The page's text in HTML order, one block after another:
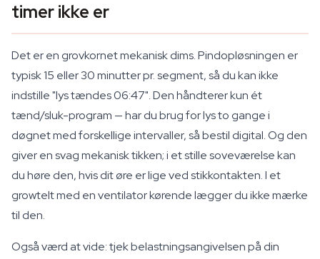
timer ikke er
Det er en grovkornet mekanisk dims. Pindopløsningen er
typisk 15 eller 30 minutter pr. segment, så du kan ikke
indstille "lys tændes 06:47". Den håndterer kun ét
tænd/sluk-program — har du brug for lys to gange i
døgnet med forskellige intervaller, så bestil digital. Og den
giver en svag mekanisk tikken; i et stille soveværelse kan
du høre den, hvis dit øre er lige ved stikkontakten. I et
growtelt med en ventilator kørende lægger du ikke mærke
til den.
Også værd at vide: tjek belastningsangivelsen på din